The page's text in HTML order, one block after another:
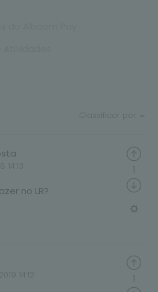
Classificar por
no LR?
1
14:12 1